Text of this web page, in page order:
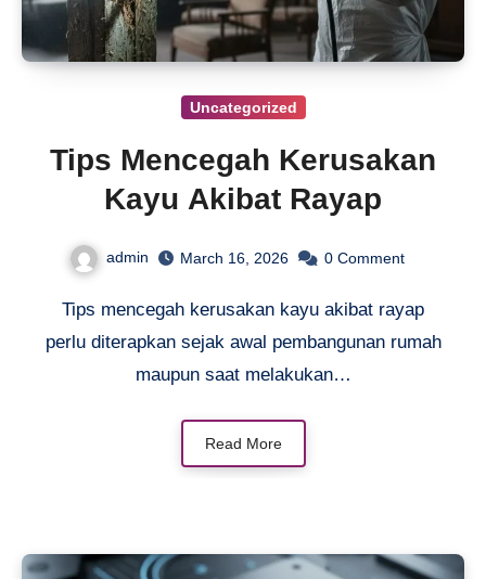
Uncategorized
Tips Mencegah Kerusakan
Kayu Akibat Rayap
admin March 16, 2026 0 Comment
Tips mencegah kerusakan kayu akibat rayap
perlu diterapkan sejak awal pembangunan rumah
maupun saat melakukan…
Read More